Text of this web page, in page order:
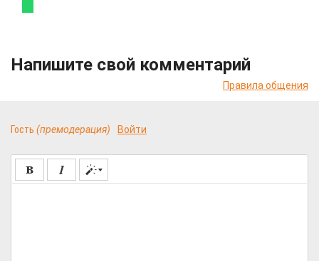
Напишите свой комментарий
Правила общения
Гость (премодерация) Войти